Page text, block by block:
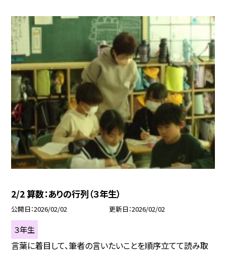
2/2 算数：ありの行列（３年生）
公開日 2026/02/02 更新日 2026/02/02
３年生
言葉に着目して、筆者の言いたいことを順序立てて読み取